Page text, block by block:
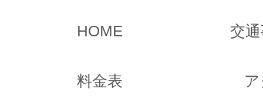
HOME 交
料金表